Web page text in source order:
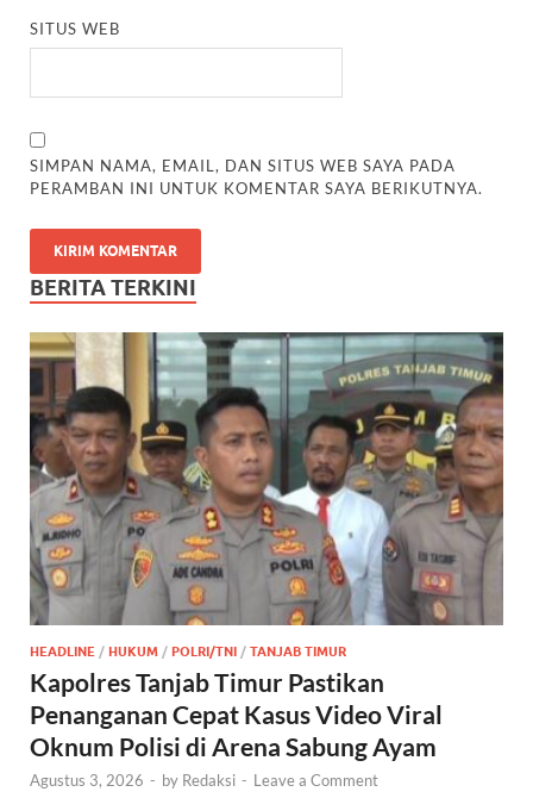
SITUS WEB
SIMPAN NAMA, EMAIL, DAN SITUS WEB SAYA PADA
PERAMBAN INI UNTUK KOMENTAR SAYA BERIKUTNYA.
BERITA TERKINI
HEADLINE / HUKUM / POLRI/TNI / TANJAB TIMUR
Kapolres Tanjab Timur Pastikan
Penanganan Cepat Kasus Video Viral
Oknum Polisi di Arena Sabung Ayam
Agustus 3, 2026 - by Redaksi - Leave a Comment